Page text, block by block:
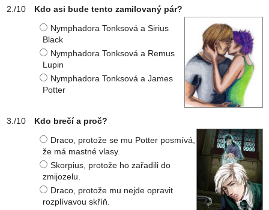
Kdo asi bude tento zamilovaný pár?
Nymphadora Tonksová a Sirius
Black
Nymphadora Tonksová a Remus
Lupin
Nymphadora Tonksová a James
Potter
Kdo brečí a proč?
Draco, protože se mu Potter posmívá,
že má mastné vlasy.
Skorpius, protože ho zařadili do
zmijozelu.
Draco, protože mu nejde opravit
rozplívavou skříň.